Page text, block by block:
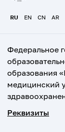
RU EN CN AR
Федеральное
образования
медицинский
Реквизиты